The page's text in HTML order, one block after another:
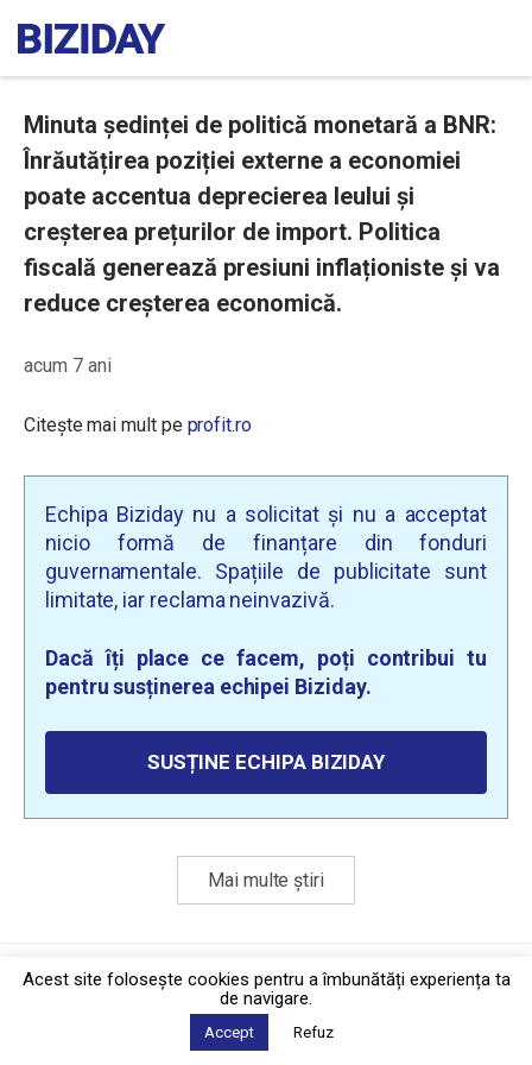
Minuta ședinței de politică monetară a BNR:
Înrăutățirea poziției externe a economiei
poate accentua deprecierea leului și
creșterea prețurilor de import. Politica
fiscală generează presiuni inflaționiste și va
reduce creșterea economică.
acum 7 ani
Citește mai mult pe profit.ro
Echipa Biziday nu a solicitat și nu a acceptat
nicio formă de finanțare din fonduri
guvernamentale. Spațiile de publicitate sunt
limitate, iar reclama neinvazivă.
Dacă îți place ce facem, poți contribui tu
pentru susținerea echipei Biziday.
SUSȚINE ECHIPA BIZIDAY
Mai multe știri
Politica de confidențialitate·Contact
2026 © Biziday
Acest site foloseşte cookies pentru a îmbunătăți experiența ta
de navigare.
Accept Refuz